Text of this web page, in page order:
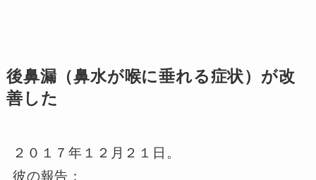
後鼻漏（鼻水が喉に垂れる症状）が改
善した
２０１７年１２月２１日。
彼の報告：